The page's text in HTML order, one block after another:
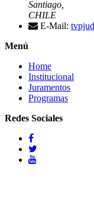
Santiago,
CHILE
E-Mail:
Menú
Home
Institucional
Juramentos
Programas
Redes Sociales